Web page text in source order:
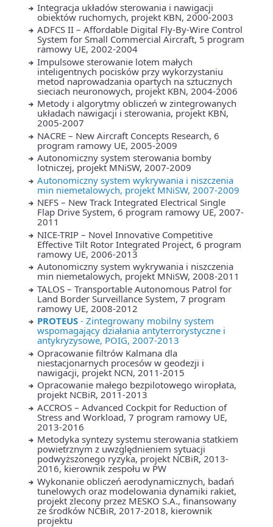
Integracja układów sterowania i nawigacji
obiektów ruchomych, projekt KBN, 2000-2003
ADFCS II – Affordable Digital Fly-By-Wire Control
System for Small Commercial Aircraft, 5 program
ramowy UE, 2002-2004
Impulsowe sterowanie lotem małych
inteligentnych pocisków przy wykorzystaniu
metod naprowadzania opartych na sztucznych
sieciach neuronowych, projekt KBN, 2004-2006
Metody i algorytmy obliczeń w zintegrowanych
układach nawigacji i sterowania, projekt KBN,
2005-2007
NACRE – New Aircraft Concepts Research, 6
program ramowy UE, 2005-2009
Autonomiczny system sterowania bomby
lotniczej, projekt MNiSW, 2007-2009
Autonomiczny system wykrywania i niszczenia
min niemetalowych, projekt MNiSW, 2007-2009
NEFS – New Track Integrated Electrical Single
Flap Drive System, 6 program ramowy UE, 2007-
2011
NICE-TRIP – Novel Innovative Competitive
Effective Tilt Rotor Integrated Project, 6 program
ramowy UE, 2006-2013
Autonomiczny system wykrywania i niszczenia
min niemetalowych, projekt MNiSW, 2008-2011
TALOS – Transportable Autonomous Patrol for
Land Border Surveillance System, 7 program
ramowy UE, 2008-2012
PROTEUS - Zintegrowany mobilny system
wspomagający działania antyterrorystyczne i
antykryzysowe, POIG, 2007-2013
Opracowanie filtrów Kalmana dla
niestacjonarnych procesów w geodezji i
nawigacji, projekt NCN, 2011-2015
Opracowanie małego bezpilotowego wiropłata,
projekt NCBiR, 2011-2013
ACCROS – Advanced Cockpit for Reduction of
Stress and Workload, 7 program ramowy UE,
2013-2016
Metodyka syntezy systemu sterowania statkiem
powietrznym z uwzględnieniem sytuacji
podwyższonego ryzyka, projekt NCBiR, 2013-
2016, kierownik zespołu w PW
Wykonanie obliczeń aerodynamicznych, badań
tunelowych oraz modelowania dynamiki rakiet,
projekt zlecony przez MESKO S.A., finansowany
ze środków NCBiR, 2017-2018, kierownik
projektu